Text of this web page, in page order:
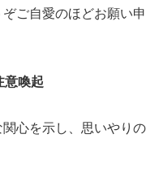
ご自愛のほどお願い申
意喚起
関心を示し、思いやりの